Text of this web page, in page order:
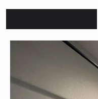
シンプ
アイ工務店
キッチンハウス /